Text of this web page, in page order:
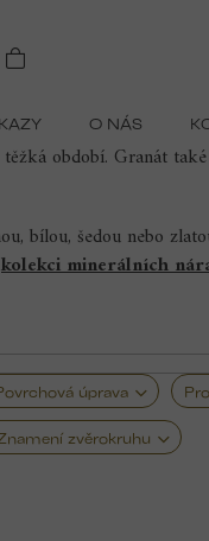
O NÁS
energii a životní sílu.
období. Granát
bílou, šedou nebo
kolekci minerálních
úprava
zvěrokruhu